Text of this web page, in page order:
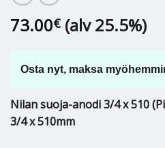
73.00€ (alv 25.5%)
Osta nyt, maksa
Nilan suoja-anodi 3/4 x 510
3/4 x 510mm